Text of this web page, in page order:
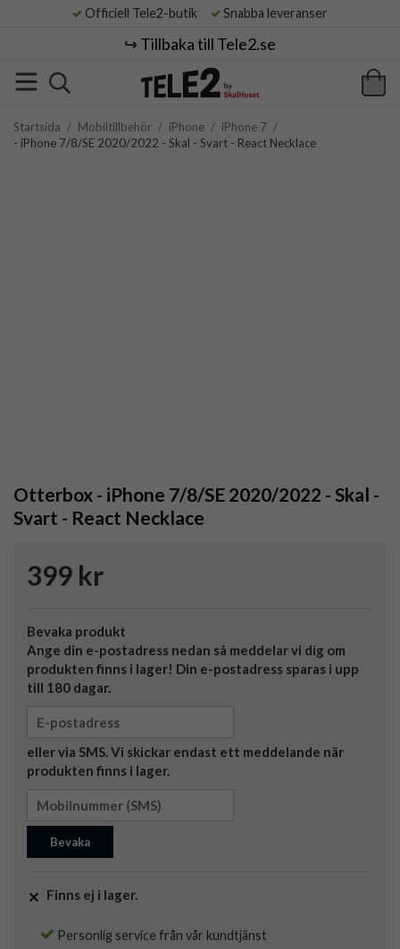
Officiell Tele2-butik Snabba leveranser
↪️ Tillbaka till Tele2.se
Startsida / Mobiltillbehör / iPhone / iPhone 7 /
- iPhone 7/8/SE 2020/2022 - Skal - Svart - React Necklace
Otterbox - iPhone 7/8/SE 2020/2022 - Skal -
Svart - React Necklace
399 kr
Bevaka produkt
Ange din e-postadress nedan så meddelar vi dig om
produkten finns i lager! Din e-postadress sparas i upp
till 180 dagar.
eller via SMS. Vi skickar endast ett meddelande när
produkten finns i lager.
Bevaka
Finns ej i lager.
Personlig service från vår kundtjänst